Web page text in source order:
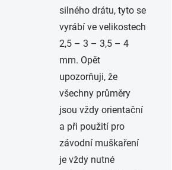
silného drátu, tyto se
vyrábí ve velikostech
2,5 – 3 – 3,5 – 4
mm. Opět
upozorňuji, že
všechny průměry
jsou vždy orientační
a při použití pro
závodní muškaření
je vždy nutné